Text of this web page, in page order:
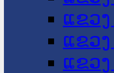
ແຂວ
ແຂວ
ແຂວ